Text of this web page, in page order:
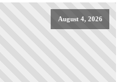
August 4, 2026